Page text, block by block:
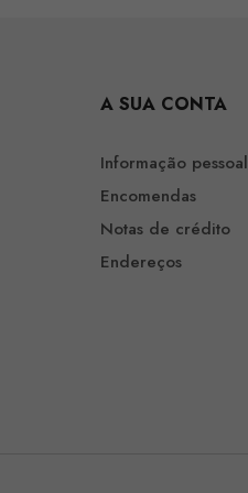
A SUA CONTA
Informação pessoal
Encomendas
Notas de crédito
Endereços